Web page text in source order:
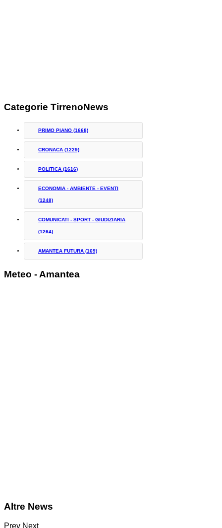
Categorie TirrenoNews
PRIMO PIANO (1668)
CRONACA (1229)
POLITICA (1616)
ECONOMIA - AMBIENTE - EVENTI
(1248)
COMUNICATI - SPORT - GIUDIZIARIA
(1264)
AMANTEA FUTURA (169)
Meteo - Amantea
Altre News
Prev Next